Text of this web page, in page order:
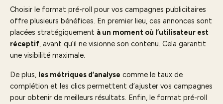
Choisir le format pré-roll pour vos campagnes publicitaires
offre plusieurs bénéfices. En premier lieu, ces annonces sont
placées stratégiquement à un moment où l’utilisateur est
réceptif, avant qu’il ne visionne son contenu. Cela garantit
une visibilité maximale.
De plus, les métriques d’analyse comme le taux de
complétion et les clics permettent d’ajuster vos campagnes
pour obtenir de meilleurs résultats. Enfin, le format pré-roll